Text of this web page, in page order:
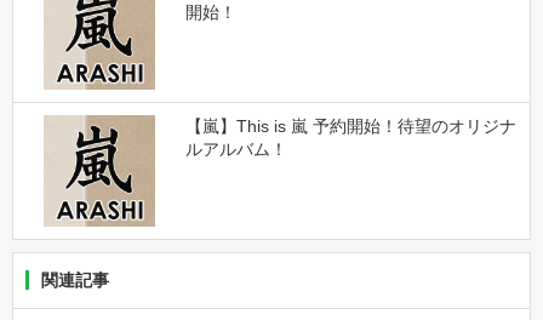
開始！
【嵐】This is 嵐 予約開始！待望のオリジナ
ルアルバム！
関連記事